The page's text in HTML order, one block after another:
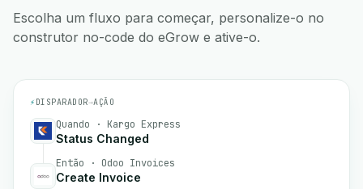
Escolha um fluxo para começar, personalize-o no
construtor no-code do eGrow e ative-o.
⚡ DISPARADOR→AÇÃO
Quando · Kargo Express
Status Changed
Então · Odoo Invoices
Create Invoice